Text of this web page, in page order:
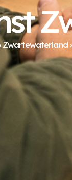
Zwartewaterland